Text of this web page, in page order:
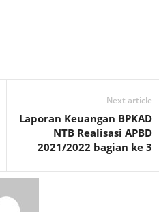
Next article
Laporan Keuangan BPKAD
NTB Realisasi APBD
2021/2022 bagian ke 3